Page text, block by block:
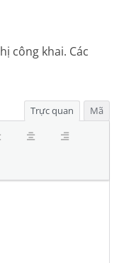
công khai. Các
Trực quan Mã